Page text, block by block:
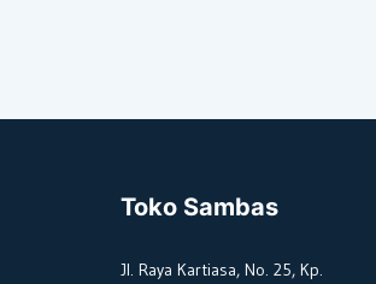
Toko Sambas
Jl. Raya Kartiasa, No. 25, Kp.